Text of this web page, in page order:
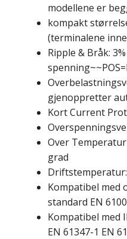
modellene er
kompakt
(terminalene
Ripple & Bråk:
gjenoppretter
Kort Current
Over
grad
Kompatibel med
standard EN
Kompatibel med
EN 61347-1 EN